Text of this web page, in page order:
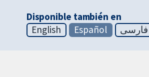
Disponible también en
English
Español فارسی